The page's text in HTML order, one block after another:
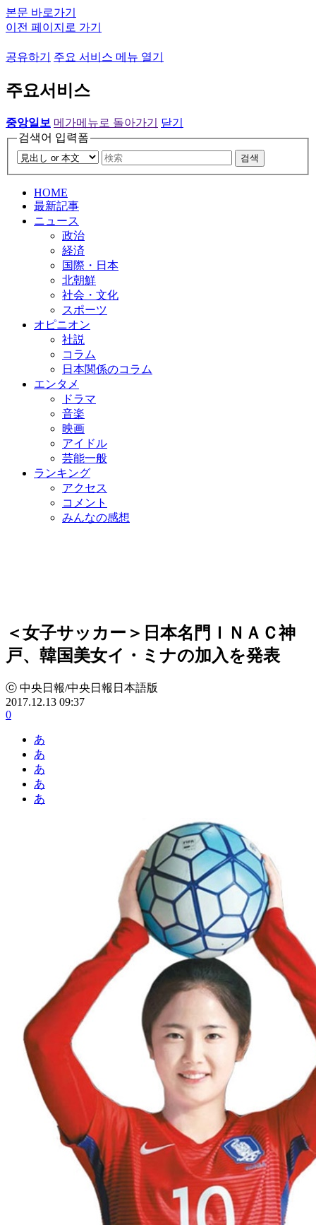
본문 바로가기
이전 페이지로 가기
공유하기 주요 서비스 메뉴 열기
주요서비스
중앙일보 메가메뉴로 돌아가기
닫기
검색어 입력폼
검색
HOME
最新記事
ニュース
政治
経済
国際・日本
北朝鮮
社会・文化
スポーツ
オピニオン
社説
コラム
日本関係のコラム
エンタメ
ドラマ
音楽
映画
アイドル
芸能一般
ランキング
アクセス
コメント
みんなの感想
＜女子サッカー＞日本名門ＩＮＡＣ神
戸、韓国美女イ・ミナの加入を発表
ⓒ 中央日報/中央日報日本語版
2017.12.13 09:37
0
あ
あ
あ
あ
あ